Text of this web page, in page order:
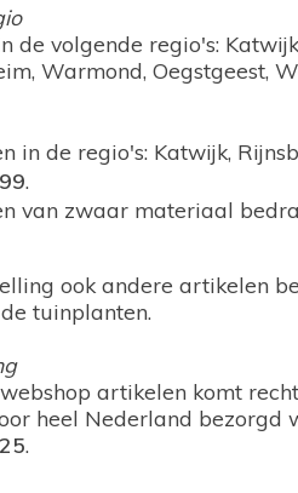
de volgende regio's:
Warmond, Oegstgeest,
in de regio's: Katwijk,
.
van zwaar materiaal
ook andere artikelen
tuinplanten.
artikelen komt
heel Nederland bezorgd
.